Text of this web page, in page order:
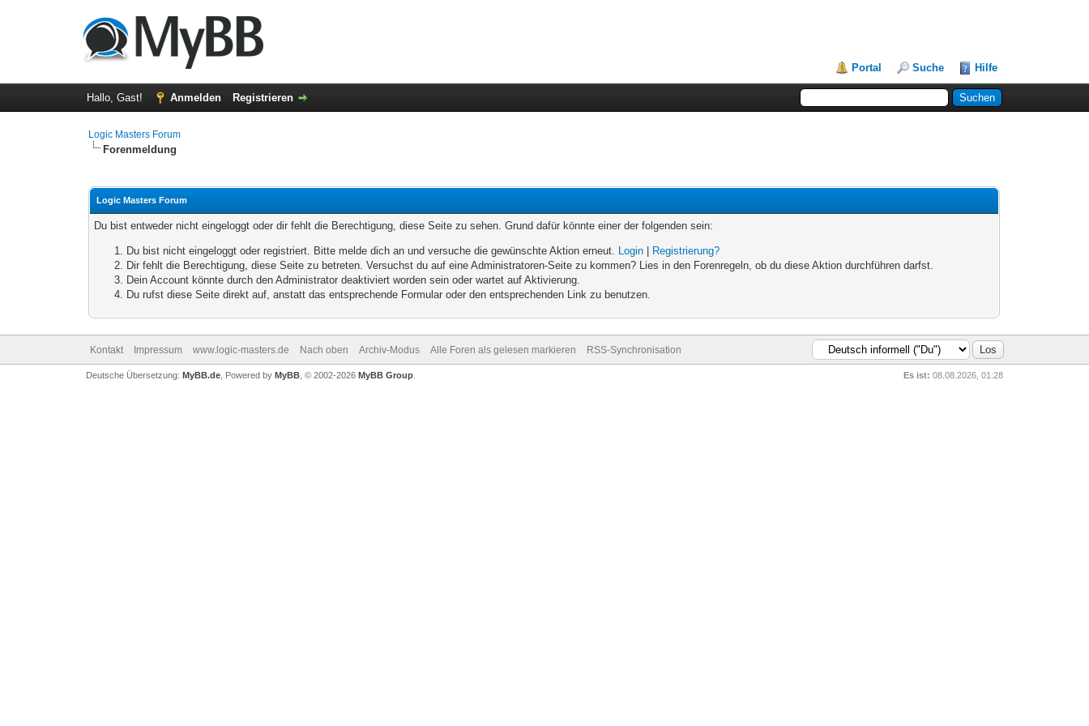
Portal Suche Hilfe
Hallo, Gast! Anmelden Registrieren
Logic Masters Forum
Forenmeldung
Logic Masters Forum
Du bist entweder nicht eingeloggt oder dir fehlt die Berechtigung, diese Seite zu sehen. Grund dafür könnte einer der folgenden sein:
Du bist nicht eingeloggt oder registriert. Bitte melde dich an und versuche die gewünschte Aktion erneut. Login
Registrierung?
Dir fehlt die Berechtigung, diese Seite zu betreten. Versuchst du auf eine Administratoren-Seite zu kommen? Lies in den Forenregeln, ob du diese Aktion durchführen darfst.
Dein Account könnte durch den Administrator deaktiviert worden sein oder wartet auf Aktivierung.
Du rufst diese Seite direkt auf, anstatt das entsprechende Formular oder den entsprechenden Link zu benutzen.
Kontakt Impressum www.logic-masters.de Nach oben Archiv-Modus Alle Foren als gelesen markieren RSS-Synchronisation
Es ist: 08.08.2026, 01:28
Deutsche Übersetzung: MyBB.de, Powered by MyBB, © 2002-2026 MyBB Group.